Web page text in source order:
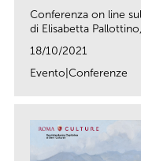
Conferenza on line
di Elisabetta
18/10/2021
Evento|Conferenze